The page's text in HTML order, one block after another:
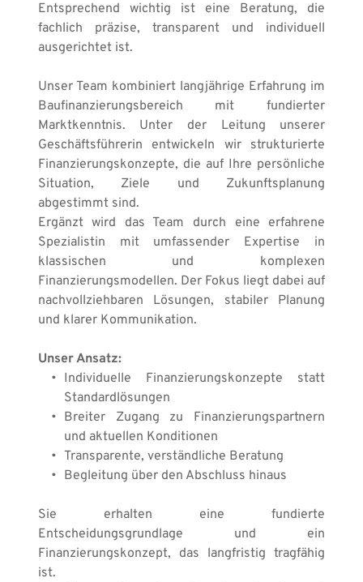
Entsprechend wichtig ist eine Beratung, die
fachlich präzise, transparent und individuell
ausgerichtet ist.
Unser Team kombiniert langjährige Erfahrung im
Baufinanzierungsbereich mit fundierter
Marktkenntnis. Unter der Leitung unserer
Geschäftsführerin entwickeln wir strukturierte
Finanzierungskonzepte, die auf Ihre persönliche
Situation, Ziele und Zukunftsplanung
abgestimmt sind.
Ergänzt wird das Team durch eine erfahrene
Spezialistin mit umfassender Expertise in
klassischen und komplexen
Finanzierungsmodellen. Der Fokus liegt dabei auf
nachvollziehbaren Lösungen, stabiler Planung
und klarer Kommunikation.
Unser Ansatz:
Individuelle Finanzierungskonzepte statt
Standardlösungen
Breiter Zugang zu Finanzierungspartnern
und aktuellen Konditionen
Transparente, verständliche Beratung
Begleitung über den Abschluss hinaus
Sie erhalten eine fundierte
Entscheidungsgrundlage und ein
Finanzierungskonzept, das langfristig tragfähig
ist.